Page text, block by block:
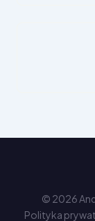
© 2026
Polityka